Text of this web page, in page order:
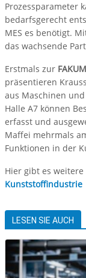
Prozessparameter
bedarfsgerecht
MES es benötigt.
das wachsende
Erstmals zur
präsentieren
aus Maschinen
Halle A7 können
erfasst und
Maffei mehrmals
Funktionen in der
Hier gibt es weitere
Kunststoffindustrie
LESEN SIE AUCH